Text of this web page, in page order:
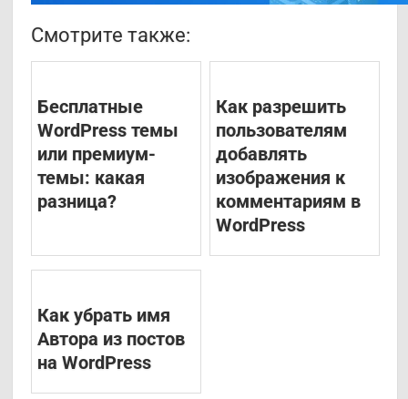
Смотрите также:
Бесплатные
WordPress темы
или премиум-
темы: какая
разница?
Как разрешить
пользователям
добавлять
изображения к
комментариям в
WordPress
Как убрать имя
Автора из постов
на WordPress